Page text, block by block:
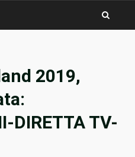
2019,
DIRETTA TV-